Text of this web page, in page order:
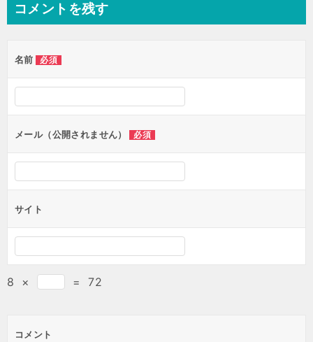
コメントを残す
名前 必須
メール（公開されません） 必須
サイト
8 × = 72
コメント